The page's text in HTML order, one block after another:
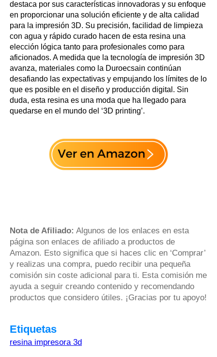
destaca por sus características innovadoras y su enfoque
en proporcionar una solución eficiente y de alta calidad
para la impresión 3D. Su precisión, facilidad de limpieza
con agua y rápido curado hacen de esta resina una
elección lógica tanto para profesionales como para
aficionados. A medida que la tecnología de impresión 3D
avanza, materiales como la Duroecsain continúan
desafiando las expectativas y empujando los límites de lo
que es posible en el diseño y producción digital. Sin
duda, esta resina es una moda que ha llegado para
quedarse en el mundo del ‘3D printing’.
Nota de Afiliado: Algunos de los enlaces en esta
página son enlaces de afiliado a productos de
Amazon. Esto significa que si haces clic en ‘Comprar’
y realizas una compra, puedo recibir una pequeña
comisión sin coste adicional para ti. Esta comisión me
ayuda a seguir creando contenido y recomendando
productos que considero útiles. ¡Gracias por tu apoyo!
Etiquetas
resina impresora 3d